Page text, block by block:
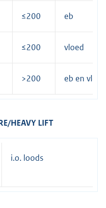
≤200 eb
≤200 vloed
>200 eb en vloed
HEAVY LIFT
i.o. loods